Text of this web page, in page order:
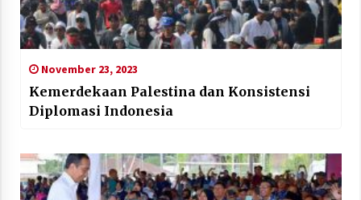
November 23, 2023
Kemerdekaan Palestina dan Konsistensi
Diplomasi Indonesia